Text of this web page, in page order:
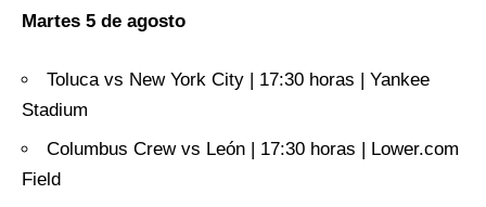
Martes 5 de agosto
Toluca vs New York City | 17:30 horas | Yankee
Stadium
Columbus Crew vs León | 17:30 horas | Lower.com
Field